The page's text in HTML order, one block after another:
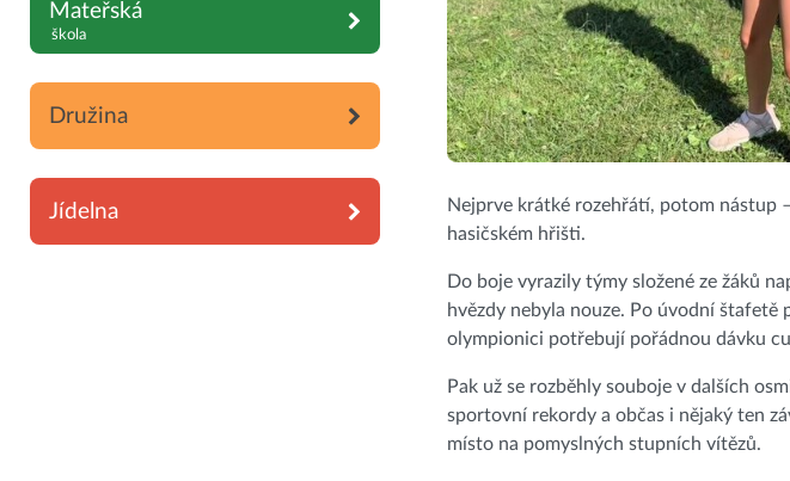
Mateřská
škola
Družina
Jídelna
Nejprve krátké rozehřátí, potom nástup
hasičském hřišti.
Do boje vyrazily týmy složené ze žáků
hvězdy nebyla nouze. Po úvodní
olympionici potřebují pořádnou dávku
Pak už se rozběhly souboje v dalších
sportovní rekordy a občas i nějaký ten
místo na pomyslných stupních vítězů.